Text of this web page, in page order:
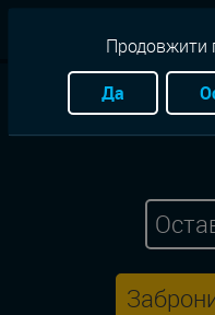
Киев
Люди Х
Продовжити
Да